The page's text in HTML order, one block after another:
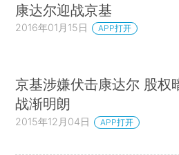
康达尔迎战京基
2016年01月15日 APP打开
京基涉嫌伏击康达尔 股权
战渐明朗
2015年12月04日 APP打开